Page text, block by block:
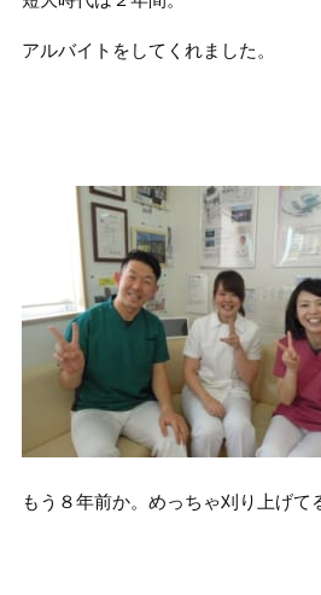
アルバイトをしてくれました。
もう８年前か。めっちゃ刈り上げて